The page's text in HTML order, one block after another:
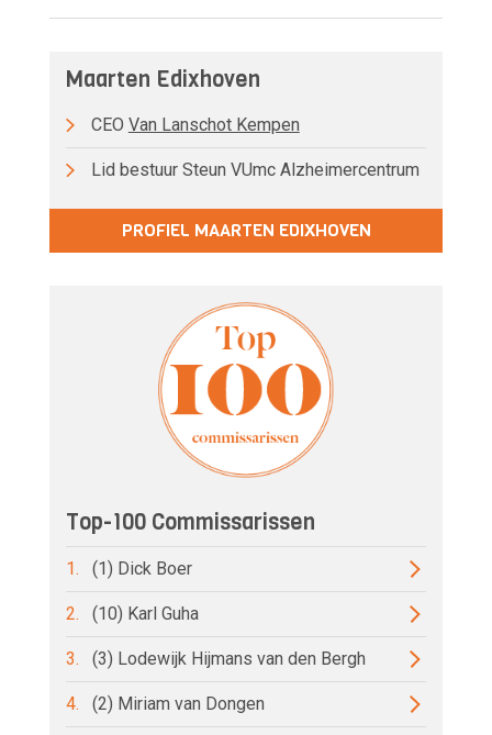
Maarten Edixhoven
CEO Van Lanschot Kempen
Lid bestuur Steun VUmc Alzheimercentrum
PROFIEL MAARTEN EDIXHOVEN
Top-100 Commissarissen
1. (1) Dick Boer
2. (10) Karl Guha
3. (3) Lodewijk Hijmans van den Bergh
4. (2) Miriam van Dongen